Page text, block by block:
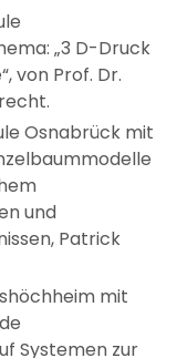
„3 D-Druck
von Prof. Dr.
Osnabrück mit
und
Patrick
mit
Systemen zur